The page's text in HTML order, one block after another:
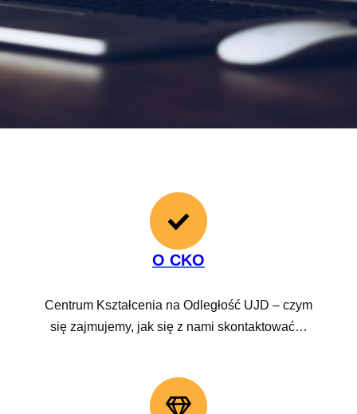
O CKO
Centrum Kształcenia na Odległość UJD – czym
się zajmujemy, jak się z nami skontaktować…